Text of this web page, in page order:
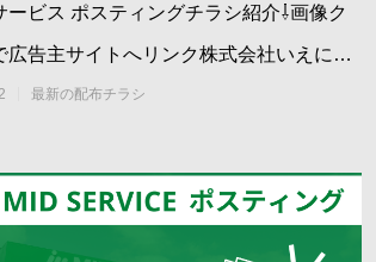
ービス ポスティングチラシ紹介⇩画像ク
広告主サイトへリンク株式会社いえにわ
帯完成見学会 八万町 7/2
最新の配布チラシ